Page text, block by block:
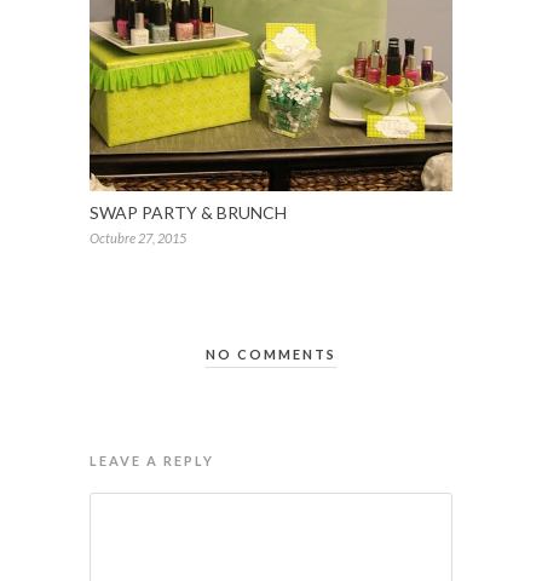
SWAP PARTY & BRUNCH
Octubre 27, 2015
NO COMMENTS
LEAVE A REPLY